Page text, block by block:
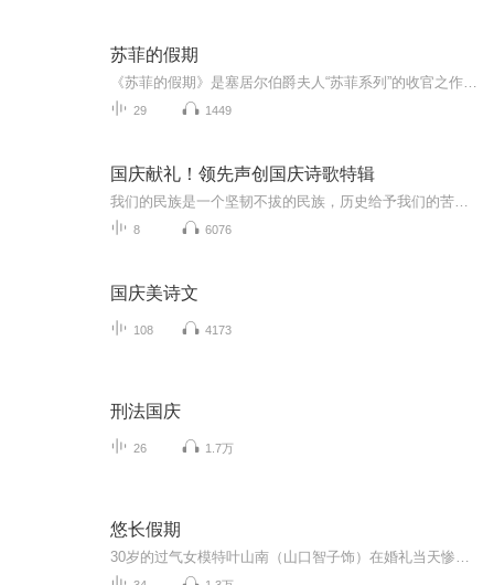
苏菲的假期
29 1449
国庆献礼！领先声创国庆诗歌特辑
8 6076
国庆美诗文
108 4173
刑法国庆
26 1.7万
悠长假期